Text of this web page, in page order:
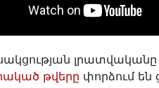
լրատվականը
թվերը փորձում են